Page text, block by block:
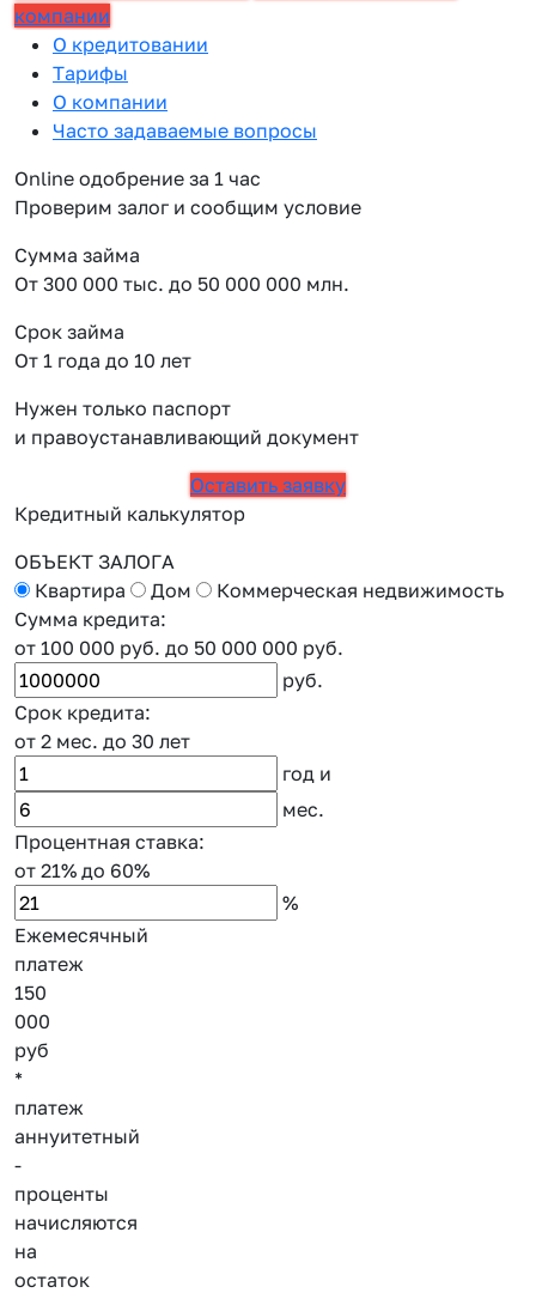
компании
О кредитовании
Тарифы
О компании
Часто задаваемые вопросы
Online одобрение за 1 час
Проверим залог и сообщим условие
Сумма займа
От 300 000 тыс. до 50 000 000 млн.
Срок займа
От 1 года до 10 лет
Нужен только паспорт
и правоустанавливающий документ
Оставить заявку
Кредитный калькулятор
ОБЪЕКТ ЗАЛОГА
Квартира
Дом
Коммерческая недвижимость
Сумма кредита:
от 100 000 руб. до 50 000 000 руб.
руб.
Срок кредита:
от 2 мес. до 30 лет
год и
мес.
Процентная ставка:
от 21% до 60%
%
Ежемесячный
платеж
150
000
руб
*
платеж
аннуитетный
-
проценты
начисляются
на
остаток